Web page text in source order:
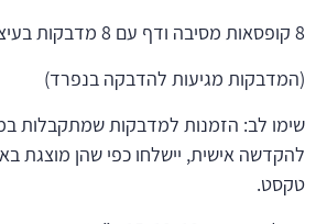
8 קופסאות מסיבה ודף עם 8 מדבקות בעיצוב אישי
(המדבקות מגיעות להדבקה בנפרד)
שימו לב: הזמנות למדבקות שמתקבלות
להקדשה אישית, יישלחו כפי שהן מוצגת
טקסט.